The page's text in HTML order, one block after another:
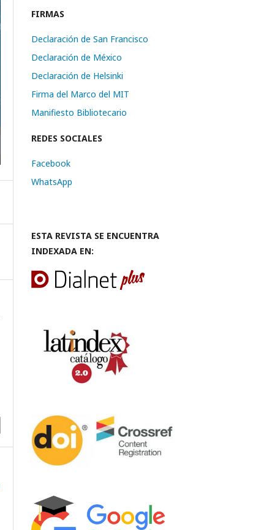
FIRMAS
Declaración de San Francisco
Declaración de México
Declaración de Helsinki
Firma del Marco del MIT
Manifiesto Bibliotecario
REDES SOCIALES
Facebook
WhatsApp
ESTA REVISTA SE ENCUENTRA
INDEXADA EN: